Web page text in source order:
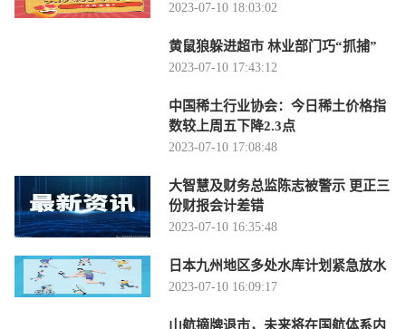
2023-07-10 18:03:02
黄鼠狼躲进超市 林业部门巧“抓捕”
2023-07-10 17:43:12
中国稀土行业协会：今日稀土价格指
数较上周五下降2.3点
2023-07-10 17:08:48
大智慧及财务总监陈志被警示 更正三
份财报会计差错
2023-07-10 16:35:48
日本九州地区多处水库计划紧急放水
2023-07-10 16:09:17
山航摘牌退市，未来将在国航体系内